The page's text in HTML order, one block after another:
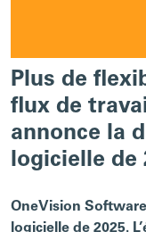
Plus de
flux de
annonce la
logicielle de
OneVision
logicielle de 2025.